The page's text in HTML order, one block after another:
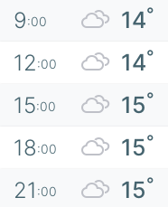
9:00 14°
12:00 14°
15:00 15°
18:00 15°
21 :00 15°